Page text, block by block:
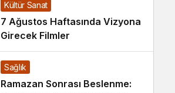
Kültür Sanat
7 Ağustos Haftasında Vizyona
Girecek Filmler
Sağlık
Ramazan Sonrası Beslenme: